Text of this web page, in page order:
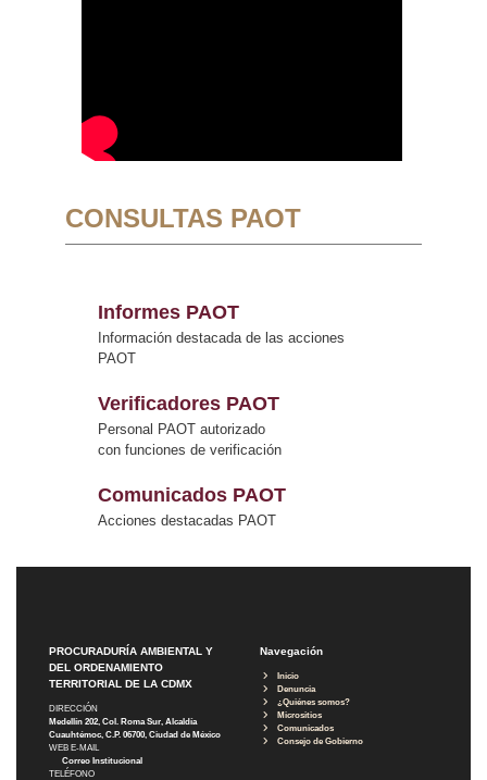
CONSULTAS PAOT
Informes PAOT
Información destacada de las acciones
PAOT
Verificadores PAOT
Personal PAOT autorizado
con funciones de verificación
Comunicados PAOT
Acciones destacadas PAOT
PROCURADURÍA AMBIENTAL Y
DEL ORDENAMIENTO
TERRITORIAL DE LA CDMX
DIRECCIÓN
Medellín 202, Col. Roma Sur, Alcaldía
Cuauhtémoc, C.P. 06700, Ciudad de México
WEB E-MAIL
Correo Institucional
TELÉFONO
Navegación
Inicio
Denuncia
¿Quiénes somos?
Micrositios
Comunicados
Consejo de Gobierno